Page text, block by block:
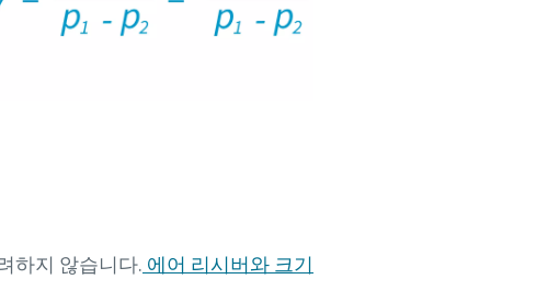
하지 않습니다. 에어 리시버와 크기